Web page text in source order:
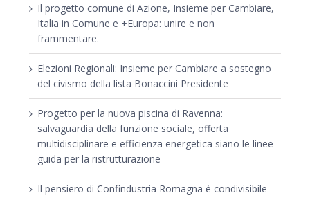
Il progetto comune di Azione, Insieme per Cambiare,
Italia in Comune e +Europa: unire e non
frammentare.
Elezioni Regionali: Insieme per Cambiare a sostegno
del civismo della lista Bonaccini Presidente
Progetto per la nuova piscina di Ravenna:
salvaguardia della funzione sociale, offerta
multidisciplinare e efficienza energetica siano le linee
guida per la ristrutturazione
Il pensiero di Confindustria Romagna è condivisibile